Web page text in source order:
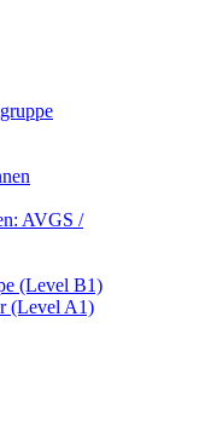
AVGS /
(Level B1)
(Level A1)